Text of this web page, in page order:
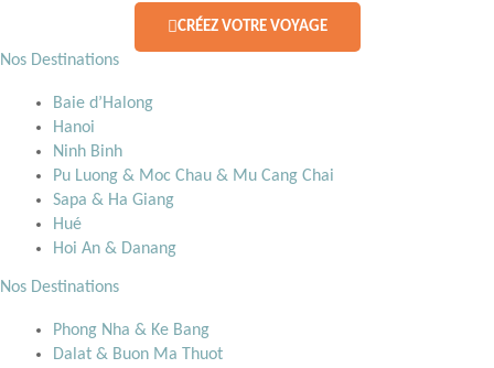
CRÉEZ VOTRE VOYAGE
Nos Destinations
Baie d’Halong
Hanoi
Ninh Binh
Pu Luong & Moc Chau & Mu Cang Chai
Sapa & Ha Giang
Hué
Hoi An & Danang
Nos Destinations
Phong Nha & Ke Bang
Dalat & Buon Ma Thuot